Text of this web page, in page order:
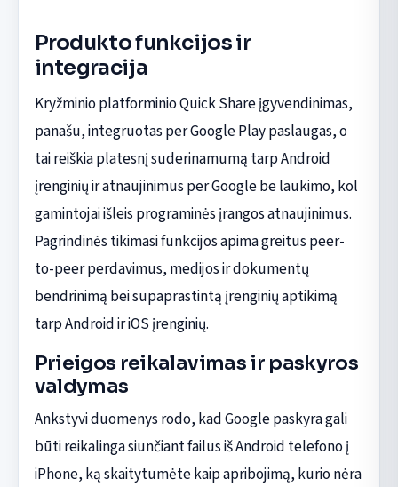
Produkto funkcijos ir
integracija
Kryžminio platforminio Quick Share įgyvendinimas,
panašu, integruotas per Google Play paslaugas, o
tai reiškia platesnį suderinamumą tarp Android
įrenginių ir atnaujinimus per Google be laukimo, kol
gamintojai išleis programinės įrangos atnaujinimus.
Pagrindinės tikimasi funkcijos apima greitus peer-
to-peer perdavimus, medijos ir dokumentų
bendrinimą bei supaprastintą įrenginių aptikimą
tarp Android ir iOS įrenginių.
Prieigos reikalavimas ir paskyros
valdymas
Ankstyvi duomenys rodo, kad Google paskyra gali
būti reikalinga siunčiant failus iš Android telefono į
iPhone, ką skaitytumėte kaip apribojimą, kurio nėra